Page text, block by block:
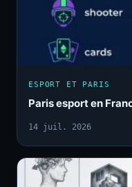
ESPORT ET PARIS
Paris esport en
14 juil. 2026